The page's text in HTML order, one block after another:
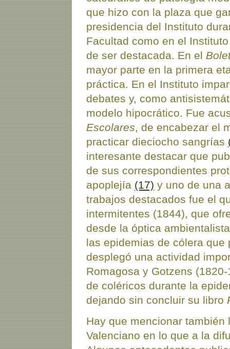
que hizo con la plaza que
presidencia del Instituto
Facultad como en el
de ser destacada. En el
mayor parte en la primera
práctica. En el Instituto
debates y, como
modelo hipocrático. Fue
Escolares, de encabezar el
practicar dieciocho sangrías
interesante destacar que
de sus correspondientes
apoplejía (17) y uno de una
trabajos destacados fue el
intermitentes (1844), que
desde la óptica
las epidemias de cólera que
desplegó una actividad
Romagosa y Gotzens
de coléricos durante la
dejando sin concluir su libro
Hay que mencionar
Valenciano en lo que a la